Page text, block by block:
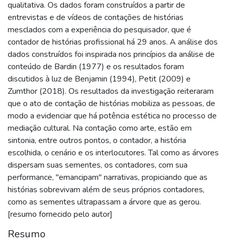
qualitativa. Os dados foram construídos a partir de
entrevistas e de vídeos de contações de histórias
mesclados com a experiência do pesquisador, que é
contador de histórias profissional há 29 anos. A análise dos
dados construídos foi inspirada nos princípios da análise de
conteúdo de Bardin (1977) e os resultados foram
discutidos à luz de Benjamin (1994), Petit (2009) e
Zumthor (2018). Os resultados da investigação reiteraram
que o ato de contação de histórias mobiliza as pessoas, de
modo a evidenciar que há potência estética no processo de
mediação cultural. Na contação como arte, estão em
sintonia, entre outros pontos, o contador, a história
escolhida, o cenário e os interlocutores. Tal como as árvores
dispersam suas sementes, os contadores, com sua
performance, "emancipam" narrativas, propiciando que as
histórias sobrevivam além de seus próprios contadores,
como as sementes ultrapassam a árvore que as gerou.
[resumo fornecido pelo autor]
Resumo